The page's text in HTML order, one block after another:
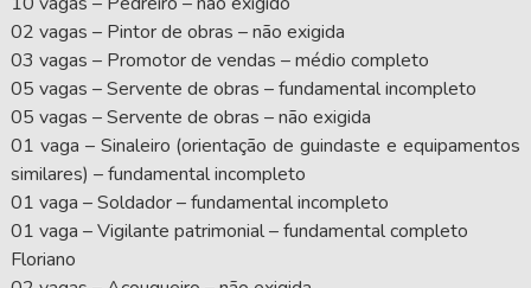
02 vagas – Pintor de obras – não exigida
03 vagas – Promotor de vendas – médio completo
05 vagas – Servente de obras – fundamental incompleto
05 vagas – Servente de obras – não exigida
01 vaga – Sinaleiro (orientação de guindaste e equipamentos
similares) – fundamental incompleto
01 vaga – Soldador – fundamental incompleto
01 vaga – Vigilante patrimonial – fundamental completo
Floriano